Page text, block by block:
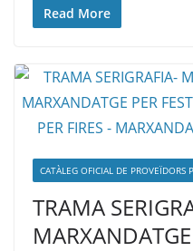
Read More
CATÀLEG OFICIAL DE PROVEÏDORS
TRAMA
MARXANDATGE